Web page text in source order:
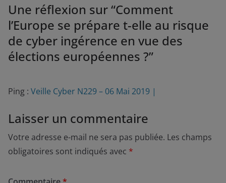
Une réflexion sur “Comment
l’Europe se prépare t-elle au risque
de cyber ingérence en vue des
élections européennes ?”
Ping : Veille Cyber N229 – 06 Mai 2019 |
Laisser un commentaire
Votre adresse e-mail ne sera pas publiée. Les champs
obligatoires sont indiqués avec *